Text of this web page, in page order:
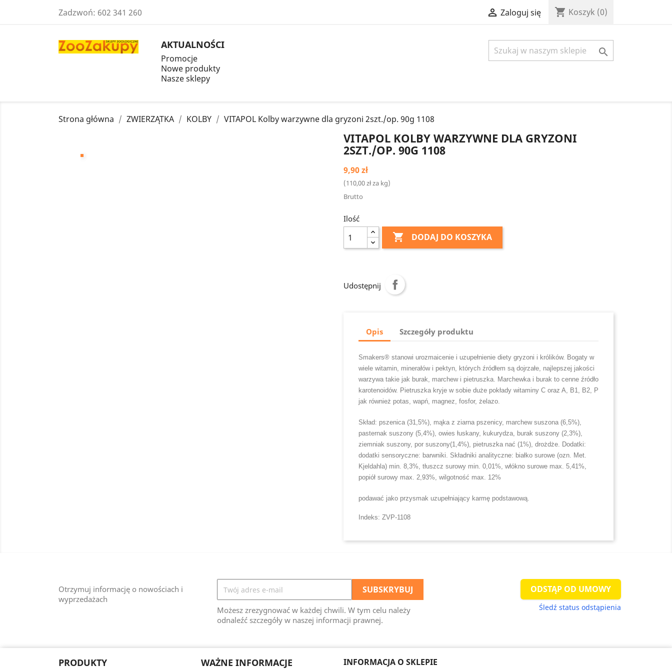
Zadzwoń: 602 341 260  Zaloguj się shopping_cart Koszyk (0)
AKTUALNOŚCI
Promocje
Nowe produkty
Nasze sklepy

Strona główna ZWIERZĄTKA KOLBY VITAPOL Kolby warzywne dla gryzoni 2szt./op. 90g 1108
VITAPOL KOLBY WARZYWNE DLA GRYZONI
2SZT./OP. 90G 1108
9,90 zł
(110,00 zł za kg)
Brutto
Ilość
 DODAJ DO KOSZYKA
Udostępnij
Opis Szczegóły produktu
Smakers® stanowi urozmaicenie i uzupełnienie diety gryzoni i królików. Bogaty w
wiele witamin, minerałów i pektyn, których źródłem są dojrzałe, najlepszej jakości
warzywa takie jak burak, marchew i pietruszka. Marchewka i burak to cenne źródło
karotenoidów. Pietruszka kryje w sobie duże pokłady witaminy C oraz A, B1, B2, P
jak również potas, wapń, magnez, fosfor, żelazo.
Skład: pszenica (31,5%), mąka z ziarna pszenicy, marchew suszona (6,5%),
pasternak suszony (5,4%), owies łuskany, kukurydza, burak suszony (2,3%),
ziemniak suszony, por suszony(1,4%), pietruszka nać (1%), drożdże. Dodatki:
dodatki sensoryczne: barwniki. Składniki analityczne: białko surowe (ozn. Met.
Kjeldahla) min. 8,3%, tłuszcz surowy min. 0,01%, włókno surowe max. 5,41%,
popiół surowy max. 2,93%, wilgotność max. 12%
podawać jako przysmak uzupełniający karmę podstawową.
Indeks: ZVP-1108
Otrzymuj informację o nowościach i
wyprzedażach
Możesz zrezygnować w każdej chwili. W tym celu należy
odnaleźć szczegóły w naszej informacji prawnej.
ODSTĄP OD UMOWY
Śledź status odstąpienia
PRODUKTY WAŻNE INFORMACJE
INFORMACJA O SKLEPIE